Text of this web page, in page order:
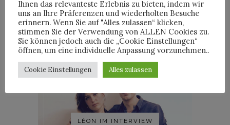
ROOSEVELT IM INTERVIEW
LÉON IM INTERVIEW
Ihnen das relevanteste Erlebnis zu bieten, indem wir
uns an Ihre Präferenzen und wiederholten Besuche
erinnern. Wenn Sie auf "Alles zulassen“ klicken,
stimmen Sie der Verwendung von ALLEN Cookies zu.
Sie können jedoch auch die „Cookie Einstellungen“
öffnen, um eine individuelle Anpassung vorzunehmen..
Cookie Einstellungen Alles zulassen